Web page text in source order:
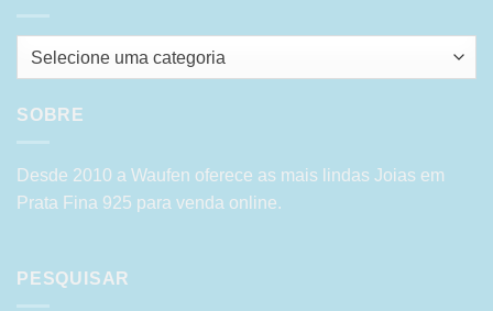
Selecione uma categoria
SOBRE
Desde 2010 a Waufen oferece as mais lindas Joias em
Prata Fina 925 para venda online.
PESQUISAR